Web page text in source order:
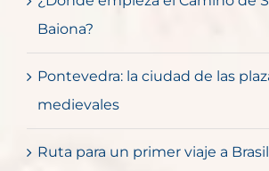
Baiona?
Pontevedra: la ciudad de las
medievales
Ruta para un primer viaje a